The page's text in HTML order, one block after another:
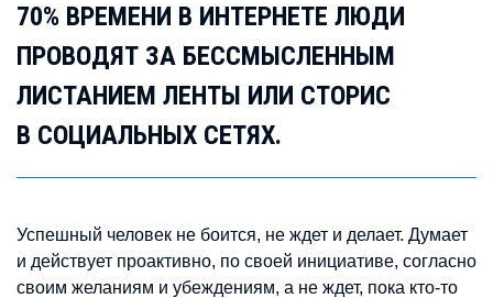
70% ВРЕМЕНИ В ИНТЕРНЕТЕ ЛЮДИ
ПРОВОДЯТ ЗА БЕССМЫСЛЕННЫМ
ЛИСТАНИЕМ ЛЕНТЫ ИЛИ СТОРИС
В СОЦИАЛЬНЫХ СЕТЯХ.
Успешный человек не боится, не ждет и делает. Думает
и действует проактивно, по своей инициативе, согласно
своим желаниям и убеждениям, а не ждет, пока кто-то